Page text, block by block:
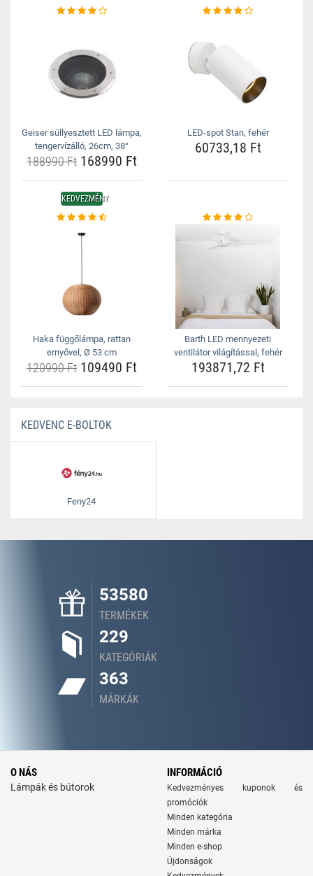
Geiser süllyesztett LED lámpa,
tengervízálló, 26cm, 38°
188990 Ft 168990 Ft
LED-spot Stan, fehér
60733,18 Ft
KEDVEZMÉNY
Haka függőlámpa, rattan
ernyővel, Ø 53 cm
120990 Ft 109490 Ft
Barth LED mennyezeti
ventilátor világítással, fehér
193871,72 Ft
KEDVENC E-BOLTOK
Feny24
53580
TERMÉKEK
229
KATEGÓRIÁK
363
MÁRKÁK
O NÁS
Lámpák és bútorok
INFORMÁCIÓ
Kedvezményes kuponok és
promóciók
Minden kategória
Minden márka
Minden e-shop
Újdonságok